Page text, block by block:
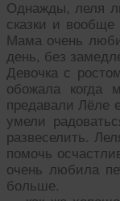
Однажды, леля
сказки и
Мама очень
день, без
Девочка с
обожала когда
предавали Лёле
умели
развеселить.
помочь
очень любила
больше.